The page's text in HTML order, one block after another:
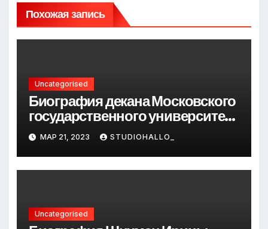
Похожая запись
Uncategorised
Биография декана Московского
государственного университета
Андрея Сидорова — от студента
до руководителя
МАР 21, 2023 STUDIOHALLO_
Uncategorised